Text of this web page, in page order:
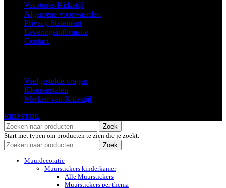
Vacatures Kidzstijl
Algemene voorwaarden
Privacy Statement
Leveringsinformatie
Contact
Veelgestelde vragen
Kleurenstalen
Merken van Kidzstijl
KIDZSTIJL
Zoek
Start met typen om producten te zien die je zoekt.
Zoek
Muurdecoratie
Muurstickers kinderkamer
Alle Muurstickers
Muurstickers per thema